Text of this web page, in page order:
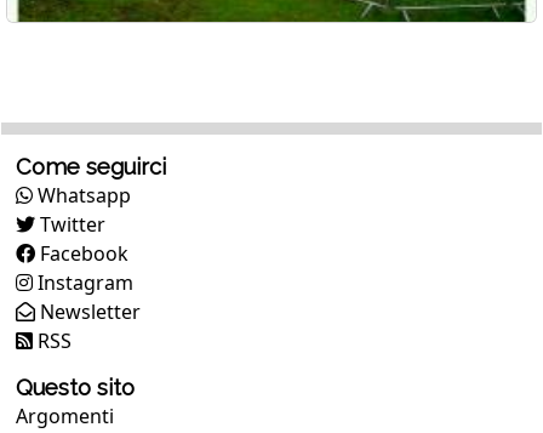
Come seguirci
Whatsapp
Twitter
Facebook
Instagram
Newsletter
RSS
Questo sito
Argomenti